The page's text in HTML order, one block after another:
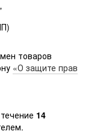
товаров
«О защите прав
14